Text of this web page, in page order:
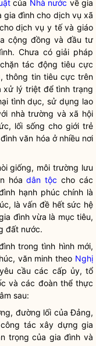
của Nhà nước về gia
gia đình cho dịch vụ xã
dịch vụ y tế và giáo
cộng đồng và đầu tư
Chưa có giải pháp
tác động tiêu cực
thông tin tiêu cực trên
xử lý triệt để tình trạng
tình dục, sử dụng lao
nhà trường và xã hội
lối sống cho giới trẻ
văn hóa ở nhiều nơi
giống, môi trường lưu
hóadân tộc cho các
hạnh phúc chính là
là vấn đề hết sức hệ
đình vừa là mục tiêu,
đất nước.
trong tình hình mới,
văn minh theo Nghị
cầu các cấp ủy, tổ
và các đoàn thể thực
sau:
đường lối của Đảng,
công tác xây dựng gia
trọng của gia đình và